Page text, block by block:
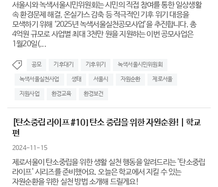
서울시와 녹색서울시민위원회는 시민의 직접 참여를 통한 일상생활
속 환경문제 해결, 온실가스 감축 등 적극적인 기후 위기 대응을
모색하기 위해 ‘2025년 녹색서울실천공모사업’을 추진합니다. 총
4억원 규모로 사업별 최대 3천만 원을 지원하는 이번 공모사업은
1월20일(...
공모 기후대기 기후위기 녹색서울시민위원회
녹색서울실천사업 생태 서울시 자원순환 제로서울
지원사업 환경교육 환경보건
[탄소중립 라이프 #10] 탄소 중립을 위한 자원순환! | 학교
편
2024-11-15
제로서울이 탄소중립을 위한 생활 실천 행동을 알려드리는 '탄소중립
라이프' 시리즈를 준비했어요. 오늘은 학교에서 지킬 수 있는
자원순환을 위한 실천 방법 소개해 드릴게요!